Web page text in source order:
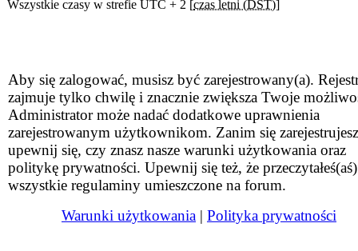
Wszystkie czasy w strefie UTC + 2 [czas letni (DST)]
Aby się zalogować, musisz być zarejestrowany(a).
zajmuje tylko chwilę i znacznie zwiększa Twoje
Administrator może nadać dodatkowe uprawnienia
zarejestrowanym użytkownikom. Zanim się
upewnij się, czy znasz nasze warunki użytkowania oraz
politykę prywatności. Upewnij się też, że przeczytałeś(aś)
wszystkie regulaminy umieszczone na forum.
Warunki użytkowania | Polityka prywatności